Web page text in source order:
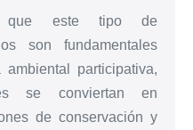
que este tipo de
son fundamentales
participativa,
se conviertan en
de conservación y